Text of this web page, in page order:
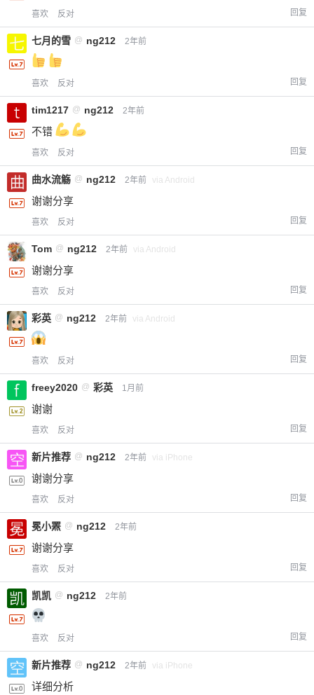
喜欢 反对 回复
七月的雪 @ ng212 2年前
喜欢 反对 回复
tim1217 @ ng212 2年前
不错
喜欢 反对 回复
曲水流觞 @ ng212 2年前 via Android
谢谢分享
喜欢 反对 回复
Tom @ ng212 2年前 via Android
谢谢分享
喜欢 反对 回复
彩英 @ ng212 2年前 via Android
喜欢 反对 回复
freey2020 @ 彩英 1月前
谢谢
喜欢 反对 回复
新片推荐 @ ng212 2年前 via iPhone
谢谢分享
喜欢 反对 回复
冕小罴 @ ng212 2年前
谢谢分享
喜欢 反对 回复
凯凯 @ ng212 2年前
喜欢 反对 回复
新片推荐 @ ng212 2年前 via iPhone
详细分析